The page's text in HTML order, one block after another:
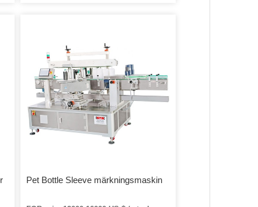
Pet Bottle Sleeve märkningsmaskin